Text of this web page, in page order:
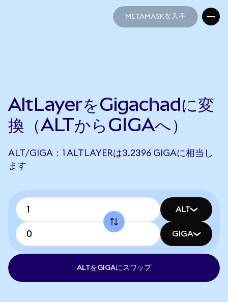
METAMASKを入手
AltLayerをGigachadに変
換（ALTからGIGAへ）
ALT/GIGA：1 ALTLAYERは3.2396 GIGAに相当し
ます
ALT
GIGA
ALTをGIGAにスワップ